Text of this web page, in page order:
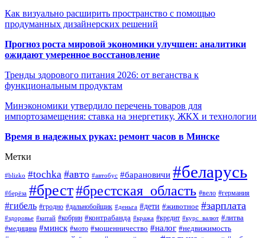
Как визуально расширить пространство с помощью
продуманных дизайнерских решений
Прогноз роста мировой экономики улучшен: аналитики
ожидают умеренное восстановление
Тренды здорового питания 2026: от веганства к
функциональным продуктам
Минэкономики утвердило перечень товаров для
импортозамещения: ставка на энергетику, ЖКХ и технологии
Время в надежных руках: ремонт часов в Минске
Метки
#blizko #tochka #авто #автобус #барановичи #беларусь
#берёза #брест#брестская_область #вело #германия
#гибель #гродно #дальнобойщик #деньга #дети #животное #зарплата
#здоровье #китай #кобрин #контрабанда #кража #кредит #курс_валют #литва
#медицина #минск #мото #мошенничество #налог #недвижимость